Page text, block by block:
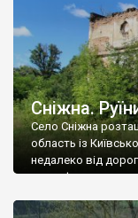
Сніжна.
Село Сніжна
область із
недалеко від
рельєфне пано, яке
не видно, але видно